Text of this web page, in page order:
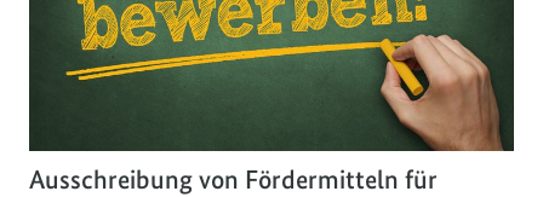
Ausschreibung von Fördermitteln für